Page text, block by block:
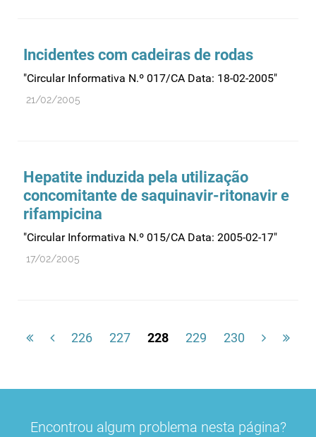
Incidentes com cadeiras de rodas
"Circular Informativa N.º 017/CA Data: 18-02-2005"
21/02/2005
Hepatite induzida pela utilização
concomitante de saquinavir-ritonavir e
rifampicina
"Circular Informativa N.º 015/CA Data: 2005-02-17"
17/02/2005
226 227 228 229 230
Encontrou algum problema nesta página?